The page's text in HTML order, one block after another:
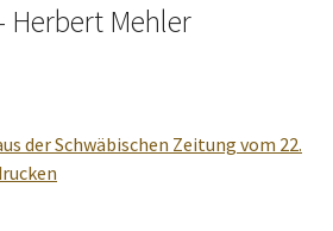
Herbert Mehler
der Schwäbischen Zeitung vom 22.